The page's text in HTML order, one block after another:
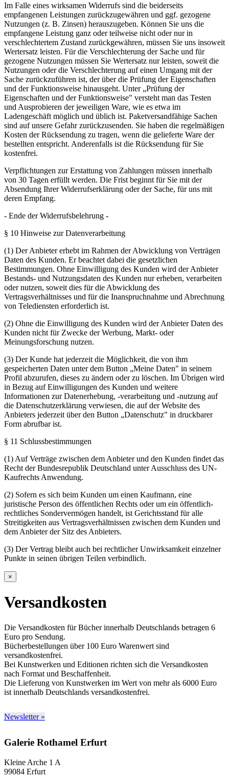
Im Falle eines wirksamen Widerrufs sind die beiderseits
empfangenen Leistungen zurückzugewähren und ggf. gezogene
Nutzungen (z. B. Zinsen) herauszugeben. Können Sie uns die
empfangene Leistung ganz oder teilweise nicht oder nur in
verschlechtertem Zustand zurückgewähren, müssen Sie uns insoweit
Wertersatz leisten. Für die Verschlechterung der Sache und für
gezogene Nutzungen müssen Sie Wertersatz nur leisten, soweit die
Nutzungen oder die Verschlechterung auf einen Umgang mit der
Sache zurückzuführen ist, der über die Prüfung der Eigenschaften
und der Funktionsweise hinausgeht. Unter „Prüfung der
Eigenschaften und der Funktionsweise" versteht man das Testen
und Ausprobieren der jeweiligen Ware, wie es etwa im
Ladengeschäft möglich und üblich ist. Paketversandfähige Sachen
sind auf unsere Gefahr zurückzusenden. Sie haben die regelmäßigen
Kosten der Rücksendung zu tragen, wenn die gelieferte Ware der
bestellten entspricht. Anderenfalls ist die Rücksendung für Sie
kostenfrei.
Verpflichtungen zur Erstattung von Zahlungen müssen innerhalb
von 30 Tagen erfüllt werden. Die Frist beginnt für Sie mit der
Absendung Ihrer Widerrufserklärung oder der Sache, für uns mit
deren Empfang.
- Ende der Widerrufsbelehrung -
§ 10 Hinweise zur Datenverarbeitung
(1) Der Anbieter erhebt im Rahmen der Abwicklung von Verträgen
Daten des Kunden. Er beachtet dabei die gesetzlichen
Bestimmungen. Ohne Einwilligung des Kunden wird der Anbieter
Bestands- und Nutzungsdaten des Kunden nur erheben, verarbeiten
oder nutzen, soweit dies für die Abwicklung des
Vertragsverhältnisses und für die Inanspruchnahme und Abrechnung
von Telediensten erforderlich ist.
(2) Ohne die Einwilligung des Kunden wird der Anbieter Daten des
Kunden nicht für Zwecke der Werbung, Markt- oder
Meinungsforschung nutzen.
(3) Der Kunde hat jederzeit die Möglichkeit, die von ihm
gespeicherten Daten unter dem Button „Meine Daten" in seinem
Profil abzurufen, dieses zu ändern oder zu löschen. Im Übrigen wird
in Bezug auf Einwilligungen des Kunden und weitere
Informationen zur Datenerhebung, -verarbeitung und -nutzung auf
die Datenschutzerklärung verwiesen, die auf der Website des
Anbieters jederzeit über den Button „Datenschutz" in druckbarer
Form abrufbar ist.
§ 11 Schlussbestimmungen
(1) Auf Verträge zwischen dem Anbieter und den Kunden findet das
Recht der Bundesrepublik Deutschland unter Ausschluss des UN-
Kaufrechts Anwendung.
(2) Sofern es sich beim Kunden um einen Kaufmann, eine
juristische Person des öffentlichen Rechts oder um ein öffentlich-
rechtliches Sondervermögen handelt, ist Gerichtsstand für alle
Streitigkeiten aus Vertragsverhältnissen zwischen dem Kunden und
dem Anbieter der Sitz des Anbieters.
(3) Der Vertrag bleibt auch bei rechtlicher Unwirksamkeit einzelner
Punkte in seinen übrigen Teilen verbindlich.
×
Versandkosten
Die Versandkosten für Bücher innerhalb Deutschlands betragen 6
Euro pro Sendung.
Bücherbestellungen über 100 Euro Warenwert sind
versandkostenfrei.
Bei Kunstwerken und Editionen richten sich die Versandkosten
nach Format und Beschaffenheit.
Die Lieferung von Kunstwerken im Wert von mehr als 6000 Euro
ist innerhalb Deutschlands versandkostenfrei.
Newsletter »
Galerie Rothamel Erfurt
Kleine Arche 1 A
99084 Erfurt